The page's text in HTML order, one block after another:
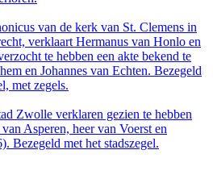
van de kerk van St. Clemens in
verklaart Hermanus van Honlo en
te hebben een akte bekend te
en Johannes van Echten. Bezegeld
met zegels.
Zwolle verklaren gezien te hebben
Asperen, heer van Voerst en
Bezegeld met het stadszegel.